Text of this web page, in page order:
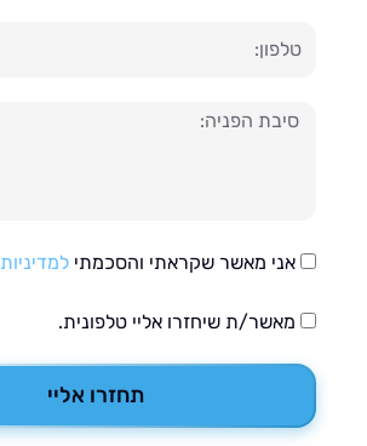
אני מאשר שקראתי והסכמתילמדיניות הפרטיות
מאשר/ת שיחזרו אליי טלפונית.
תחזרו אליי